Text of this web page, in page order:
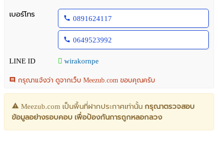
เบอร์โทร
0891624117
0649523992
LINE ID wirakornpe
กรุณาแจ้งว่า ดูจากเว็บ Meezub.com ขอบคุณครับ
Meezub.com เป็นพื้นที่ฝากประกาศเท่านั้น กรุณาตรวจสอบ
ข้อมูลอย่างรอบคอบ เพื่อป้องกันการถูกหลอกลวง